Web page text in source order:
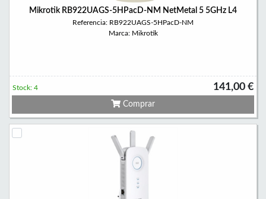
Mikrotik RB922UAGS-5HPacD-NM NetMetal 5 5GHz L4
Referencia: RB922UAGS-5HPacD-NM
Marca: Mikrotik
141,00 €
Stock: 4
Comprar